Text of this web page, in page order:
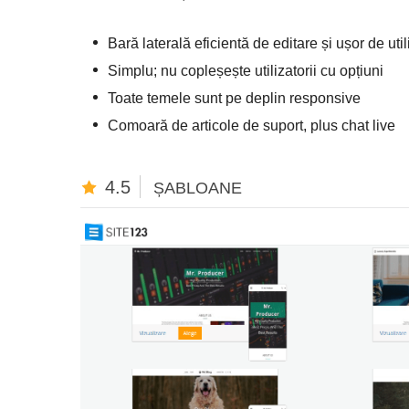
Bară laterală eficientă de editare și ușor de
Simplu; nu copleșește utilizatorii cu opțiuni
Toate temele sunt pe deplin responsive
Comoară de articole de suport, plus chat live
4.5 ȘABLOANE